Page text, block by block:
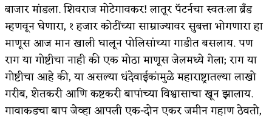
काळजाचे प्रेत
चमकदार चांदी
आदिवासींचा डॉक्टर, समाजसेवेचा ध्यास : डॉ. राहुल
जोशी
डेंग्यू: ताप उतरला म्हणजे धोका टळला असे नाही!
बाजार मांडला. शिवराज मोटेगावकर! लातूर पॅटर्नचा स्वतःला ब्रँड
म्हणवून घेणारा, १ हजार कोटींच्या साम्राज्यावर सुबत्ता भोगणारा हा
माणूस आज मान खाली घालून पोलिसांच्या गाडीत बसलाय. ​पण
राग या गोष्टीचा नाही की एक मोठा माणूस जेलमध्ये गेला; राग या
गोष्टीचा आहे की, या असल्या धंदेवाईकांमुळे महाराष्ट्रातल्या लाखो
गरीब, शेतकरी आणि कष्टकरी बापांच्या विश्वासाचा खून झालाय.
गावाकडचा बाप जेव्हा आपली एक-दोन एकर जमीन गहाण ठेवतो,